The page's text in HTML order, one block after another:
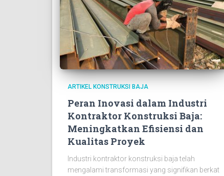
ARTIKEL KONSTRUKSI BAJA
Peran Inovasi dalam Industri
Kontraktor Konstruksi Baja:
Meningkatkan Efisiensi dan
Kualitas Proyek
Industri kontraktor konstruksi baja telah
mengalami transformasi yang signifikan berkat